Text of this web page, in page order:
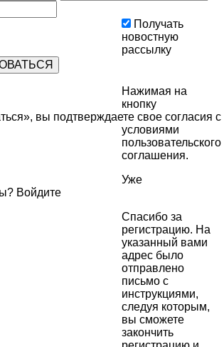
Получать
новостную
рассылку
Нажимая на
кнопку
вы подтверждаете свое согласия с
условиями
пользовательского
соглашения.
Уже
Войдите
Спасибо за
регистрацию. На
указанный вами
адрес было
отправлено
письмо с
инструкциями,
следуя которым,
вы сможете
закончить